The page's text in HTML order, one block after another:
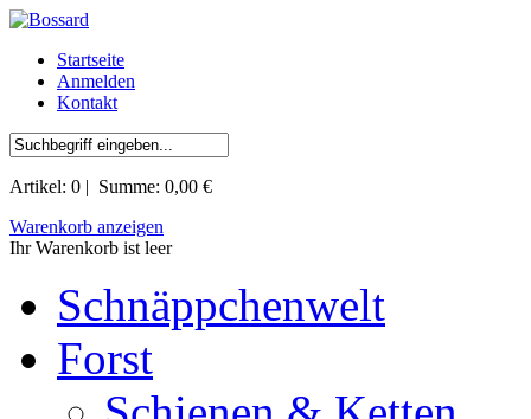
Startseite
Anmelden
Kontakt
Artikel: 0 | Summe: 0,00 €
Warenkorb anzeigen
Ihr Warenkorb ist leer
Schnäppchenwelt
Forst